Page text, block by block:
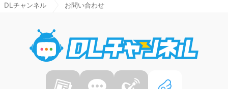
DLチャンネル お問い合わせ